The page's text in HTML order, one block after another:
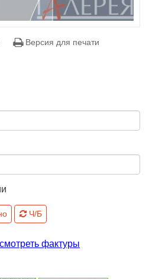
Версия для печати
Ч/Б
фактуры